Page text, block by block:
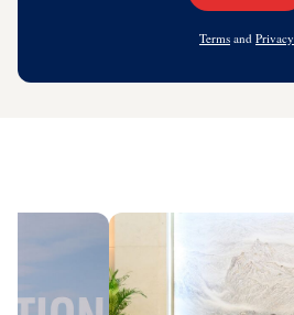
Terms and Privacy